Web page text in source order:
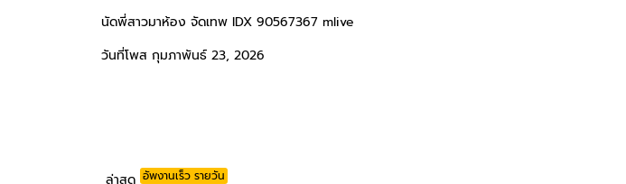
นัดพี่สาวมาห้อง จัดเทพ IDX 90567367 mlive
วันที่โพส กุมภาพันธ์ 23, 2026
ล่าสุด อัพงานเร็ว รายวัน